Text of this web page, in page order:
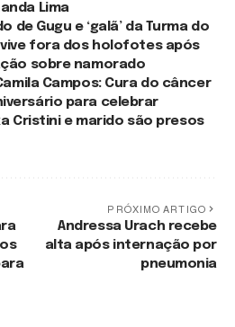
Lima
de Gugu e ‘galã’ da Turma do
vive fora dos holofotes após
sobre namorado
Campos: Cura do câncer
para celebrar
Cristini e marido são presos
PRÓXIMO ARTIGO
Andressa Urach recebe
alta após internação por
pneumonia